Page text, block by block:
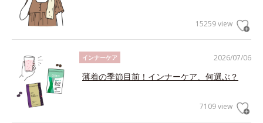
15259 view
2026/07/06
インナーケア
薄着の季節目前！インナーケア、何選ぶ？
7109 view